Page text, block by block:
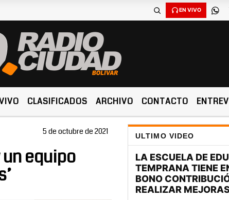
EN VIVO
CLASIFICADOS ARCHIVO CONTACTO
5 de octubre de 2021
un equipo
ULTIMO VIDEO